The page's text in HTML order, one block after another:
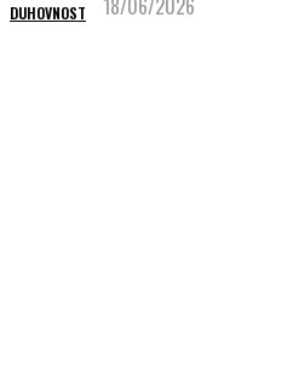
DUHOVNOST 18/06/2026